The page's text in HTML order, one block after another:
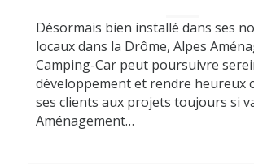
Désormais bien installé dans ses
locaux dans la Drôme, Alpes
Camping-Car peut poursuivre
développement et rendre heureux
ses clients aux projets toujours si
Aménagement…